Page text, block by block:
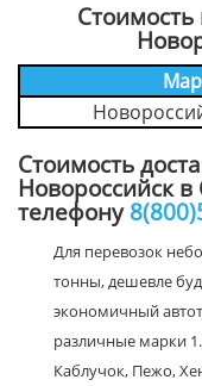
Стоимость
Новороссийск
телефону
Для перевозок
тонны, дешевле
экономичный
различные марки
Каблучок, Пежо,